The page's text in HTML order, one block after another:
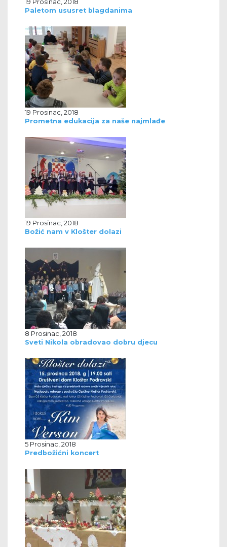
19 Prosinac, 2018
Paletom ususret blagdanima
19 Prosinac, 2018
Prometna edukacija za naše najmlađe
19 Prosinac, 2018
Božić nam v Klošter dolazi
8 Prosinac, 2018
Sveti Nikola obradovao dobru djecu
5 Prosinac, 2018
Predbožićni koncert